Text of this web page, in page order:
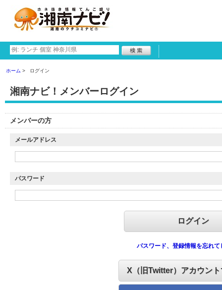
ホーム ログイン
湘南ナビ！メンバーログイン
メンバーの方
メールアドレス
パスワード
パスワード、登録情報を忘れて
X（旧Twitter）アカウン